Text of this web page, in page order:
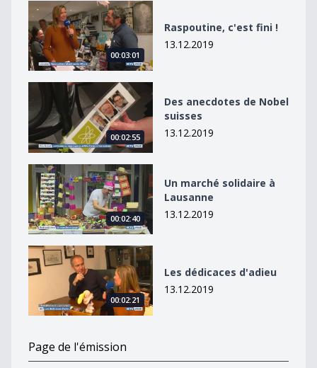
Raspoutine, c&#039;est fini !
00:03:01
Raspoutine, c'est fini !
13.12.2019
Des anecdotes de Nobel suisses
00:02:55
Des anecdotes de Nobel
suisses
13.12.2019
Un marché solidaire à Lausanne
00:02:40
Un marché solidaire à
Lausanne
13.12.2019
Les dédicaces d&#039;adieu
00:02:21
Les dédicaces d'adieu
13.12.2019
Page de l'émission